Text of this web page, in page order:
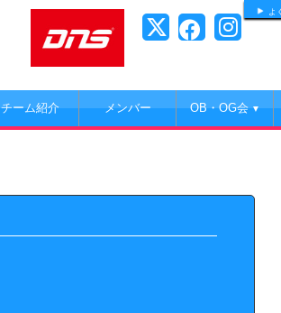
よ
チーム紹介 メンバー OB・OG会▼